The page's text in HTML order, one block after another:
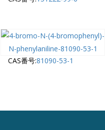
CAS番号:81090-53-1